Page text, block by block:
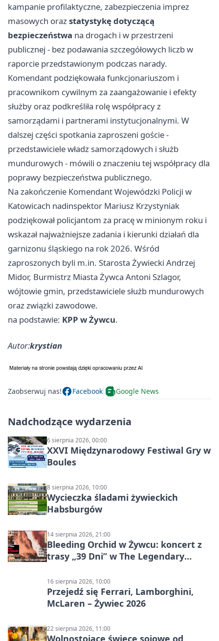
kampanie profilaktyczne, zabezpieczenia imprez
masowych orazstatystykę dotyczącą
bezpieczeństwa na drogach i w przestrzeni
publicznej - bez podawania szczegółowych liczb w
raporcie przedstawionym podczas narady.
Komendant podziękowała funkcjonariuszom i
pracownikom cywilnym za zaangażowanie i efekty
służby oraz podkreśliła rolę współpracy z
samorządami i partnerami instytucjonalnymi. W
dalszej części spotkania zaproszeni goście -
przedstawiciele władz samorządowych i służb
mundurowych - mówili o znaczeniu tej współpracy dla
poprawy bezpieczeństwa publicznego.
Na zakończenie Komendant Wojewódzki Policji w
Katowicach nadinspektor Mariusz Krzystyniak
podziękował policjantom za pracę w minionym roku i
wskazał najważniejsze zadania i kierunki działań dla
garnizonu śląskiego na rok 2026. Wśród
zaproszonych byli m.in. Starosta Żywiecki Andrzej
Midor, Burmistrz Miasta Żywca Antoni Szlagor,
wójtowie gmin, przedstawiciele służb mundurowych
oraz związki zawodowe.
na podstawie: KPP w Żywcu.
Autor:krystian
Zaobserwuj nas! Facebook Google News
Nadchodzące wydarzenia
6 sierpnia 2026, 00:00
XXVI Międzynarodowy Festiwal Gry w
Boules
8 sierpnia 2026, 10:00
Wycieczka śladami żywieckich
Habsburgów
14 sierpnia 2026, 21:00
Bleeding Orchid w Żywcu: koncert z
trasy „39 Dni” w The Legendary
16 sierpnia 2026, 10:00
Przejedź się Ferrari, Lamborghini,
McLaren – Żywiec 2026
22 sierpnia 2026, 11:00
Wolnostojące świece sojowe od